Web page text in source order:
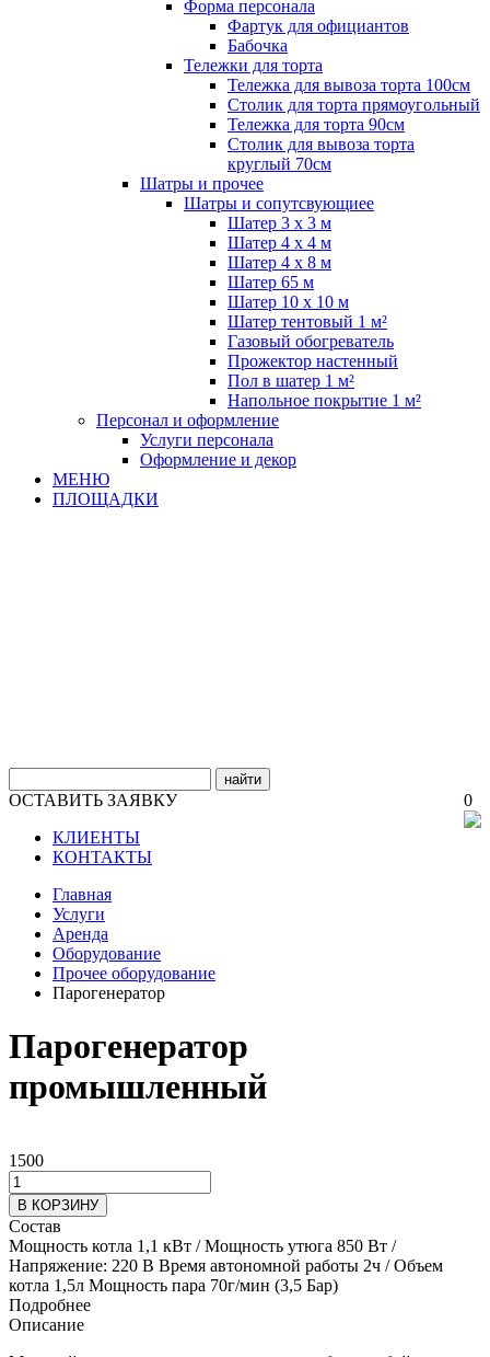
Форма персонала
Фартук для официантов
Бабочка
Тележки для торта
Тележка для вывоза торта 100см
Столик для торта прямоугольный
Тележка для торта 90см
Столик для вывоза торта
круглый 70см
Шатры и прочее
Шатры и сопутсвующиее
Шатер 3 х 3 м
Шатер 4 х 4 м
Шатер 4 х 8 м
Шатер 65 м
Шатер 10 х 10 м
Шатер тентовый 1 м²
Газовый обогреватель
Прожектор настенный
Пол в шатер 1 м²
Напольное покрытие 1 м²
Персонал и оформление
Услуги персонала
Оформление и декор
МЕНЮ
ПЛОЩАДКИ
найти
0
ОСТАВИТЬ ЗАЯВКУ
КЛИЕНТЫ
КОНТАКТЫ
Главная
Услуги
Аренда
Оборудование
Прочее оборудование
Парогенератор
Парогенератор
промышленный
1500
В КОРЗИНУ
Состав
Мощность котла 1,1 кВт / Мощность утюга 850 Вт /
Напряжение: 220 В Время автономной работы 2ч / Объем
котла 1,5л Мощность пара 70г/мин (3,5 Бар)
Подробнее
Описание